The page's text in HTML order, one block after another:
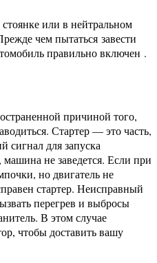
или в нейтральном
чем пытаться завести
правильно включен .
причиной того,
Стартер — это часть,
сигнал для запуска
не заведется. Если при
но двигатель не
стартер. Неисправный
перегрев и выбросы
В этом случае
чтобы доставить вашу